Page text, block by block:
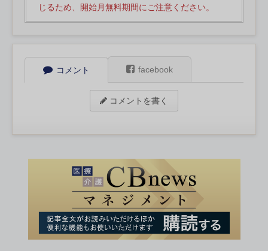
じるため、開始月無料期間にご注意ください。
コメント facebook
コメントを書く